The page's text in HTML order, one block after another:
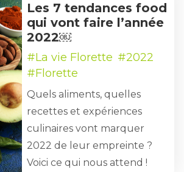
Les 7 tendances food
qui vont faire l’année
2022￼
#La vie Florette #2022
#Florette
Quels aliments, quelles
recettes et expériences
culinaires vont marquer
2022 de leur empreinte ?
Voici ce qui nous attend !